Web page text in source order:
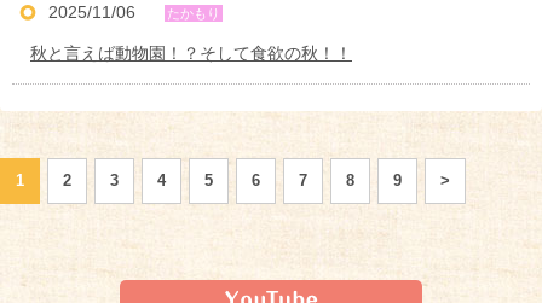
2025/11/06
秋と言えば動物園！？そして食欲の秋！！
1 2 3 4 5 6 7 8 9 >